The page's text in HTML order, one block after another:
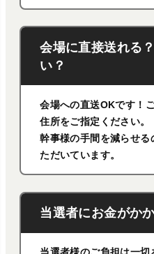
会場に直接送れる
い？
会場への直送OKです！
住所をご指定ください。
幹事様の手間を減らせ
ただいています。
当選者にお金がか